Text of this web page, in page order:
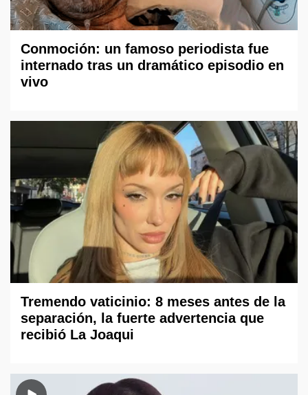
Conmoción: un famoso periodista fue
internado tras un dramático episodio en
vivo
Tremendo vaticinio: 8 meses antes de la
separación, la fuerte advertencia que
recibió La Joaqui